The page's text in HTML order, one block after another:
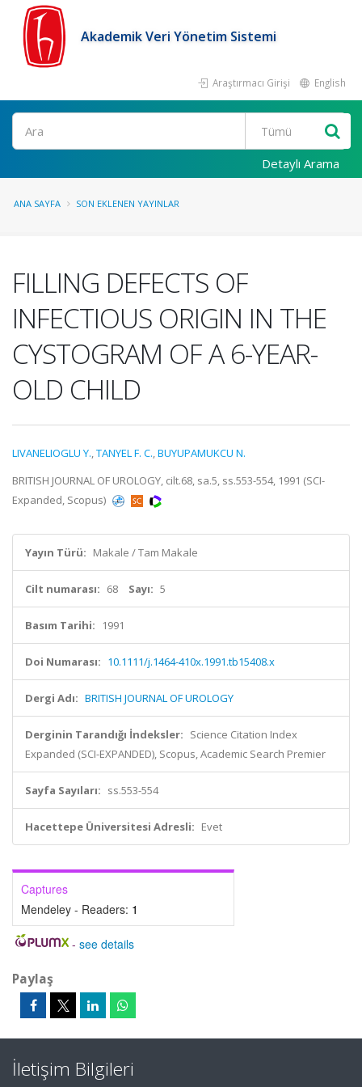
Akademik Veri Yönetim Sistemi
Araştırmacı Girişi English
Ara
Detaylı Arama
ANA SAYFA SON EKLENEN YAYINLAR
FILLING DEFECTS OF
INFECTIOUS ORIGIN IN THE
CYSTOGRAM OF A 6-YEAR-
OLD CHILD
LIVANELIOGLU Y.,TANYEL F. C.,BUYUPAMUKCU N.
BRITISH JOURNAL OF UROLOGY, cilt.68, sa.5, ss.553-554, 1991 (SCI-
Expanded, Scopus)
Yayın Türü: Makale / Tam Makale
Cilt numarası: 68 Sayı: 5
Basım Tarihi: 1991
Doi Numarası: 10.1111/j.1464-410x.1991.tb15408.x
Dergi Adı: BRITISH JOURNAL OF UROLOGY
Derginin Tarandığı İndeksler: Science Citation Index
Expanded (SCI-EXPANDED), Scopus, Academic Search Premier
Sayfa Sayıları: ss.553-554
Hacettepe Üniversitesi Adresli: Evet
Captures
Mendeley - Readers: 1
- see details
Paylaş
İletişim Bilgileri